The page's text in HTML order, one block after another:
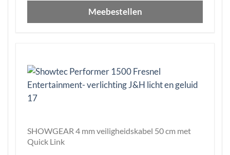
Meebestellen
SHOWGEAR 4 mm veiligheidskabel 50 cm met
Quick Link